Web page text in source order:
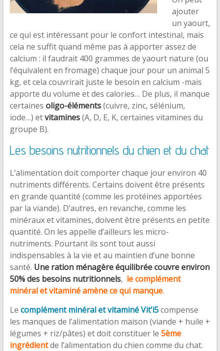
ajouter
un yaourt,
ce qui est intéressant pour le confort intestinal, mais
cela ne suffit quand même pas à apporter assez de
calcium : il faudrait 400 grammes de yaourt nature (ou
l’équivalent en fromage) chaque jour pour un animal 5
kg, et cela couvrirait juste le besoin en calcium -mais
apporte du volume et des calories… De plus, il manque
certaines oligo-éléments(cuivre, zinc, sélénium,
iode…) etvitamines(A, D, E, K, certaines vitamines du
groupe B).
Les besoins nutritionnelsdu chien et du chat
L’alimentation doit comporter chaque jour environ 40
nutriments différents. Certains doivent être présents
en grande quantité (comme les protéines apportées
par la viande). D’autres, en revanche, comme les
minéraux et vitamines, doivent être présents en petite
quantité. On les appelle d’ailleurs les micro-
nutriments. Pourtant ils sont tout aussi
indispensables à la vie et au maintien d’une bonne
santé. Une ration ménagère équilibrée couvre environ
50% des besoins nutritionnels, le complément
minéral et vitaminé amène ce qui manque.
Le complément minéral et vitaminé Vit’i5compense
les manques de l’alimentation maison (viande + huile +
légumes + riz/pâtes) et doit constituer le 5ème
ingrédientde l’alimentation du chien comme du chat.